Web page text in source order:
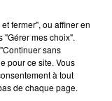
NORD
fermer", ou affiner en
mes choix".
sans
pour ce site. Vous
à tout
de chaque page.